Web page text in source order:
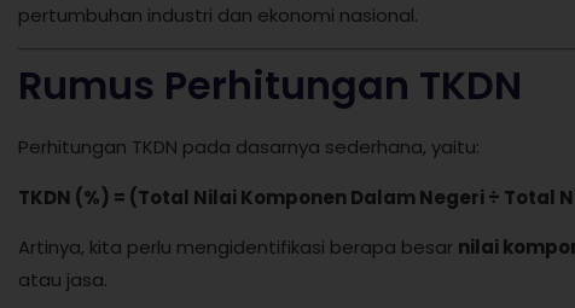
pertumbuhan industri dan ekonomi nasional.
Rumus Perhitungan TKDN
Perhitungan TKDN pada dasarnya sederhana, yaitu:
TKDN (%) = (Total Nilai Komponen Dalam Negeri ÷ Total
Artinya, kita perlu mengidentifikasi berapa besar nilai
atau jasa.